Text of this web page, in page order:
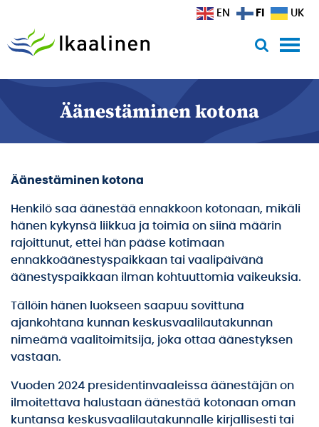
Äänestäminen kotona
Äänestäminen kotona
Henkilö saa äänestää ennakkoon kotonaan, mikäli
hänen kykynsä liikkua ja toimia on siinä määrin
rajoittunut, ettei hän pääse kotimaan
ennakkoäänestyspaikkaan tai vaalipäivänä
äänestyspaikkaan ilman kohtuuttomia vaikeuksia.
Tällöin hänen luokseen saapuu sovittuna
ajankohtana kunnan keskusvaalilautakunnan
nimeämä vaalitoimitsija, joka ottaa äänestyksen
vastaan.
Vuoden 2024 presidentinvaaleissa äänestäjän on
ilmoitettava halustaan äänestää kotonaan oman
kuntansa keskusvaalilautakunnalle kirjallisesti tai
EN FI UK